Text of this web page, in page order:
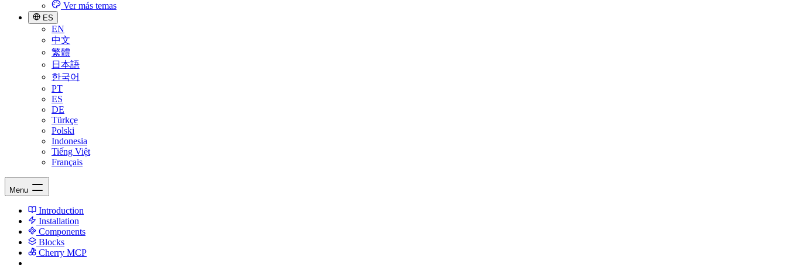
Ver más temas
ES
EN
中文
繁體
日本語
한국어
PT
ES
DE
Türkçe
Polski
Indonesia
Tiếng Việt
Français
Menu
Introduction
Installation
Components
Blocks
Cherry MCP